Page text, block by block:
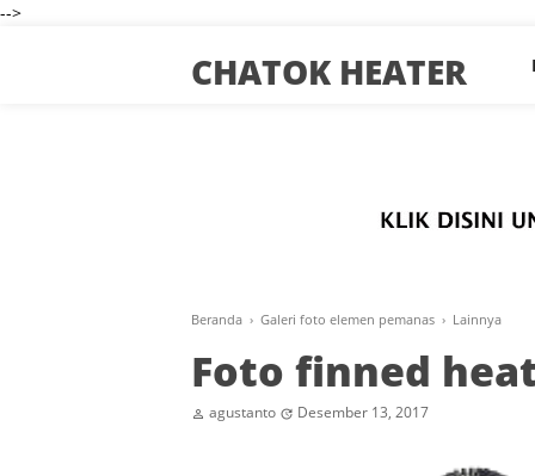
-->
CHATOK HEATER
Beranda › Galeri foto elemen pemanas › Lainnya
Foto finned
 agustanto  Desember 13, 2017